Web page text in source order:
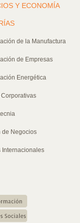
Y ECONOMÍA
de la Manufactura
de Empresas
Energética
de Negocios
Internacionales